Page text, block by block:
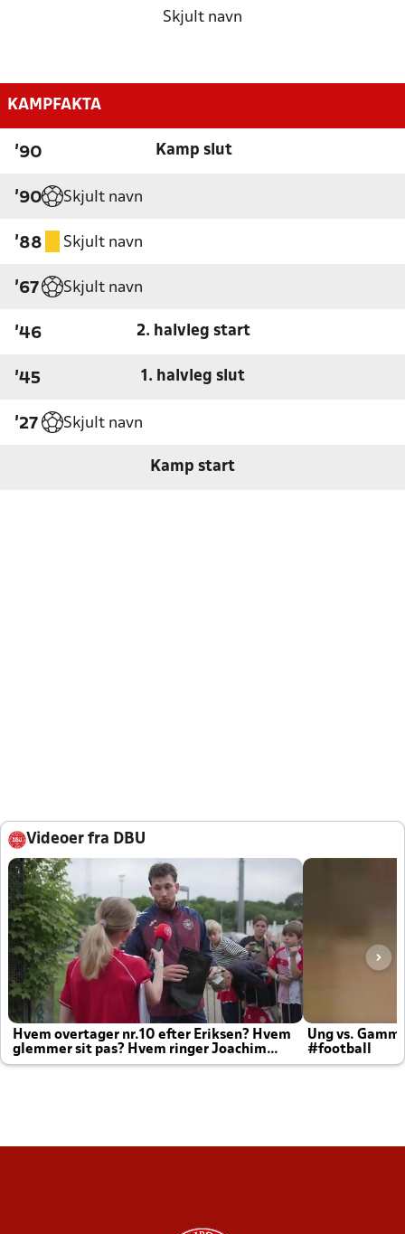
Skjult navn
KAMPFAKTA
'90 Kamp slut
'90 Skjult navn
'88 Skjult navn
'67 Skjult navn
'46 2. halvleg start
'45 1. halvleg slut
'27 Skjult navn
Kamp start
Videoer fra DBU
Hvem overtager nr.10 efter Eriksen? Hvem
glemmer sit pas? Hvem ringer Joachim
altid til efter kampe?
Ung vs.
#football